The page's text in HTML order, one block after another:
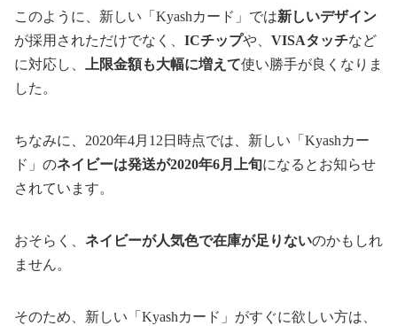
このように、新しい「Kyashカード」では新しいデザイン
が採用されただけでなく、 ICチップや、 VISAタッチなど
に対応し、
上限金額も大幅に増えて使い勝手が良くなりま
した。
ちなみに、2020年4月12日時点では、新しい「Kyashカー
ド」のネイビーは発送が2020年6月上旬になるとお知らせ
されています。
おそらく、 ネイビーが人気色で在庫が足りないのかもしれ
ません。
そのため、新しい「Kyashカード」がすぐに欲しい方は、